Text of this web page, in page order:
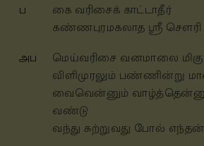
ப
கை வரிசைக் காட்டாதீர்
கண்ணபுரமகலாத ஶ்ரீ சௌரி
அப
மெய்வரிசை வனமாலை
விளிமுரலும் பண்ணின்று
வைவென்னும்
வண்டு
வந்து சுற்றுவது போல்